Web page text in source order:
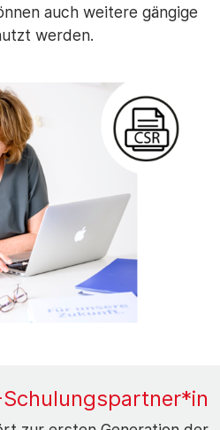
auch weitere gängige
werden.
Schulungspartner*in